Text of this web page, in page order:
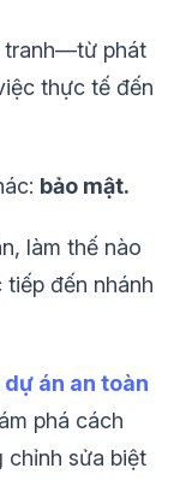
tranh—từ phát
thực tế đến
bảo mật.
làm thế nào
đến nhánh
án an toàn
phá cách
chỉnh sửa biệt